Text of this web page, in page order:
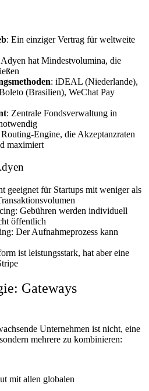
: Ein einziger Vertrag für weltweite
Adyen hat Mindestvolumina, die
: iDEAL (Niederlande),
(Brasilien), WeChat Pay
: Zentrale Fondsverwaltung in
Routing-Engine, die Akzeptanzraten
maximiert
geeignet für Startups mit weniger als
Gebühren werden individuell
öffentlich
Der Aufnahmeprozess kann
ist leistungsstark, hat aber eine
Gateways
Unternehmen ist nicht, eine
mehrere zu kombinieren:
mit allen globalen